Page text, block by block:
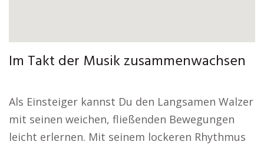
Im Takt der Musik zusammenwachsen
Als Einsteiger kannst Du den Langsamen Walzer
mit seinen weichen, fließenden Bewegungen
leicht erlernen. Mit seinem lockeren Rhythmus